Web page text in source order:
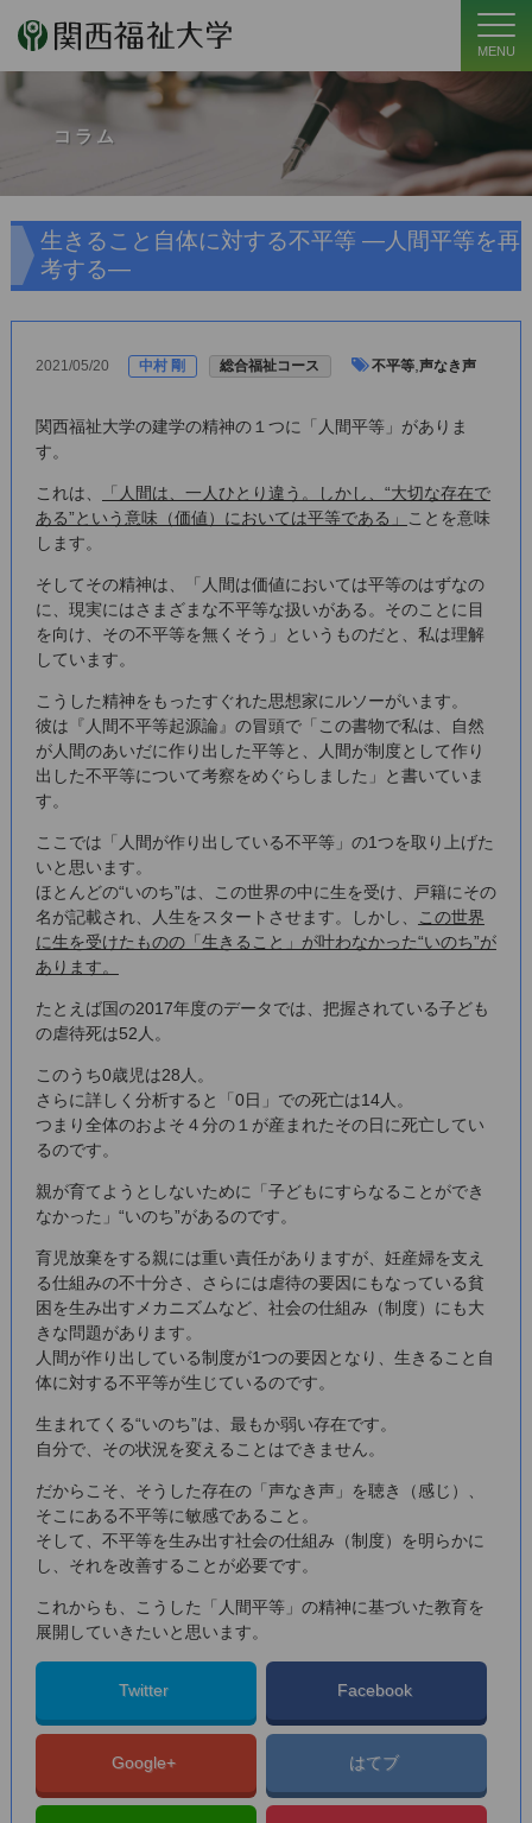
MENU
コラム
生きること自体に対する不平等 ―人間平等を再
考する―
2021/05/20 中村 剛 総合福祉コース 不平等 ,声なき声
関西福祉大学の建学の精神の１つに「人間平等」がありま
す。
これは、
「人間は、一人ひとり違う。しかし、“大切な存在で
ある”という意味（価値）においては平等である」
ことを意味
します。
そしてその精神は、「人間は価値においては平等のはずなの
に、現実にはさまざまな不平等な扱いがある。そのことに目
を向け、その不平等を無くそう」というものだと、私は理解
しています。
こうした精神をもったすぐれた思想家にルソーがいます。
彼は『人間不平等起源論』の冒頭で「この書物で私は、自然
が人間のあいだに作り出した平等と、人間が制度として作り
出した不平等について考察をめぐらしました」と書いていま
す。
ここでは「人間が作り出している不平等」の1つを取り上げた
いと思います。
ほとんどの“いのち”は、この世界の中に生を受け、戸籍にその
名が記載され、人生をスタートさせます。しかし、
この世界
に生を受けたものの「生きること」が叶わなかった“いのち”が
あります。
たとえば国の2017年度のデータでは、把握されている子ども
の虐待死は52人。
このうち0歳児は28人。
さらに詳しく分析すると「0日」での死亡は14人。
つまり全体のおよそ４分の１が産まれたその日に死亡してい
るのです。
親が育てようとしないために「子どもにすらなることができ
なかった」“いのち”があるのです。
育児放棄をする親には重い責任がありますが、妊産婦を支え
る仕組みの不十分さ、さらには虐待の要因にもなっている貧
困を生み出すメカニズムなど、社会の仕組み（制度）にも大
きな問題があります。
人間が作り出している制度が1つの要因となり、生きること自
体に対する不平等が生じているのです。
生まれてくる“いのち”は、最もか弱い存在です。
自分で、その状況を変えることはできません。
だからこそ、そうした存在の「声なき声」を聴き（感じ）、
そこにある不平等に敏感であること。
そして、不平等を生み出す社会の仕組み（制度）を明らかに
し、それを改善することが必要です。
これからも、こうした「人間平等」の精神に基づいた教育を
展開していきたいと思います。
Twitter Facebook
Google+ はてブ